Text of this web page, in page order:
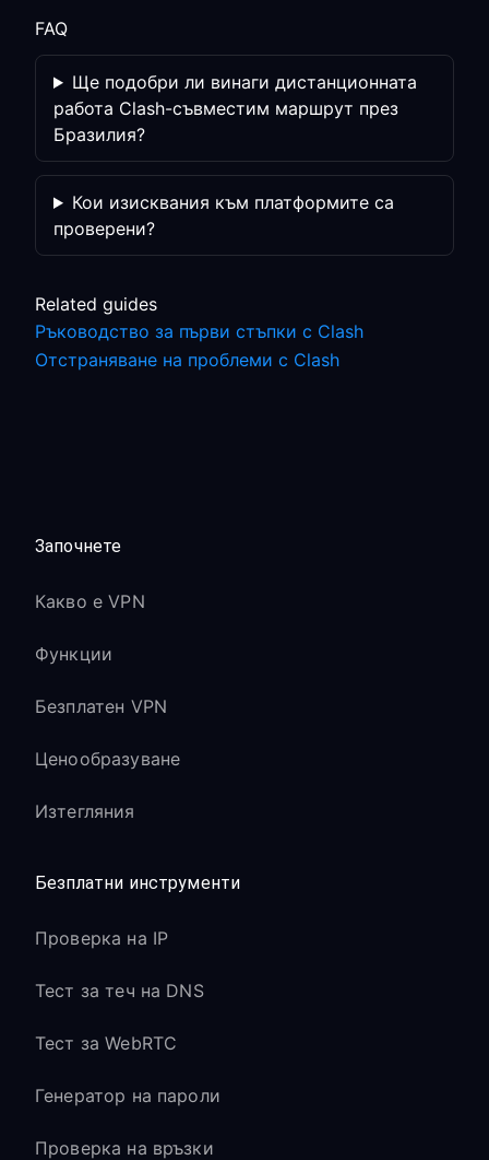
FAQ
Ще подобри ли винаги дистанционната
работа Clash-съвместим маршрут през
Бразилия?
Кои изисквания към платформите са
проверени?
Related guides
Ръководство за първи стъпки с Clash
Отстраняване на проблеми с Clash
Започнете
Какво е VPN
Функции
Безплатен VPN
Ценообразуване
Изтегляния
Безплатни инструменти
Проверка на IP
Тест за теч на DNS
Тест за WebRTC
Генератор на пароли
Проверка на връзки